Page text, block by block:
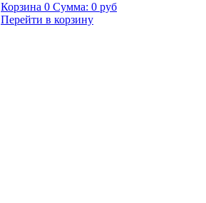
Корзина 0 Сумма: 0 руб
Перейти в корзину